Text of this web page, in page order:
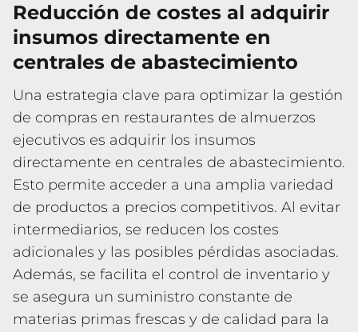
Reducción de costes al adquirir
insumos directamente en
centrales de abastecimiento
Una estrategia clave para optimizar la gestión
de compras en restaurantes de almuerzos
ejecutivos es adquirir los insumos
directamente en centrales de abastecimiento.
Esto permite acceder a una amplia variedad
de productos a precios competitivos. Al evitar
intermediarios, se reducen los costes
adicionales y las posibles pérdidas asociadas.
Además, se facilita el control de inventario y
se asegura un suministro constante de
materias primas frescas y de calidad para la